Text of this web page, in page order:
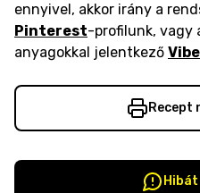
ennyivel, akkor irány a
Pinterest-profilunk, vagy
anyagokkal jelentkező
Recept